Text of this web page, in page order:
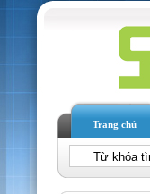
Trang chủ